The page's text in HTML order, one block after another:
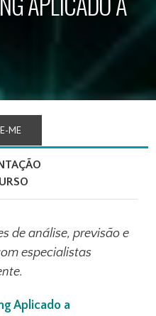
ME
de análise, previsão e
especialistas
Aplicado a